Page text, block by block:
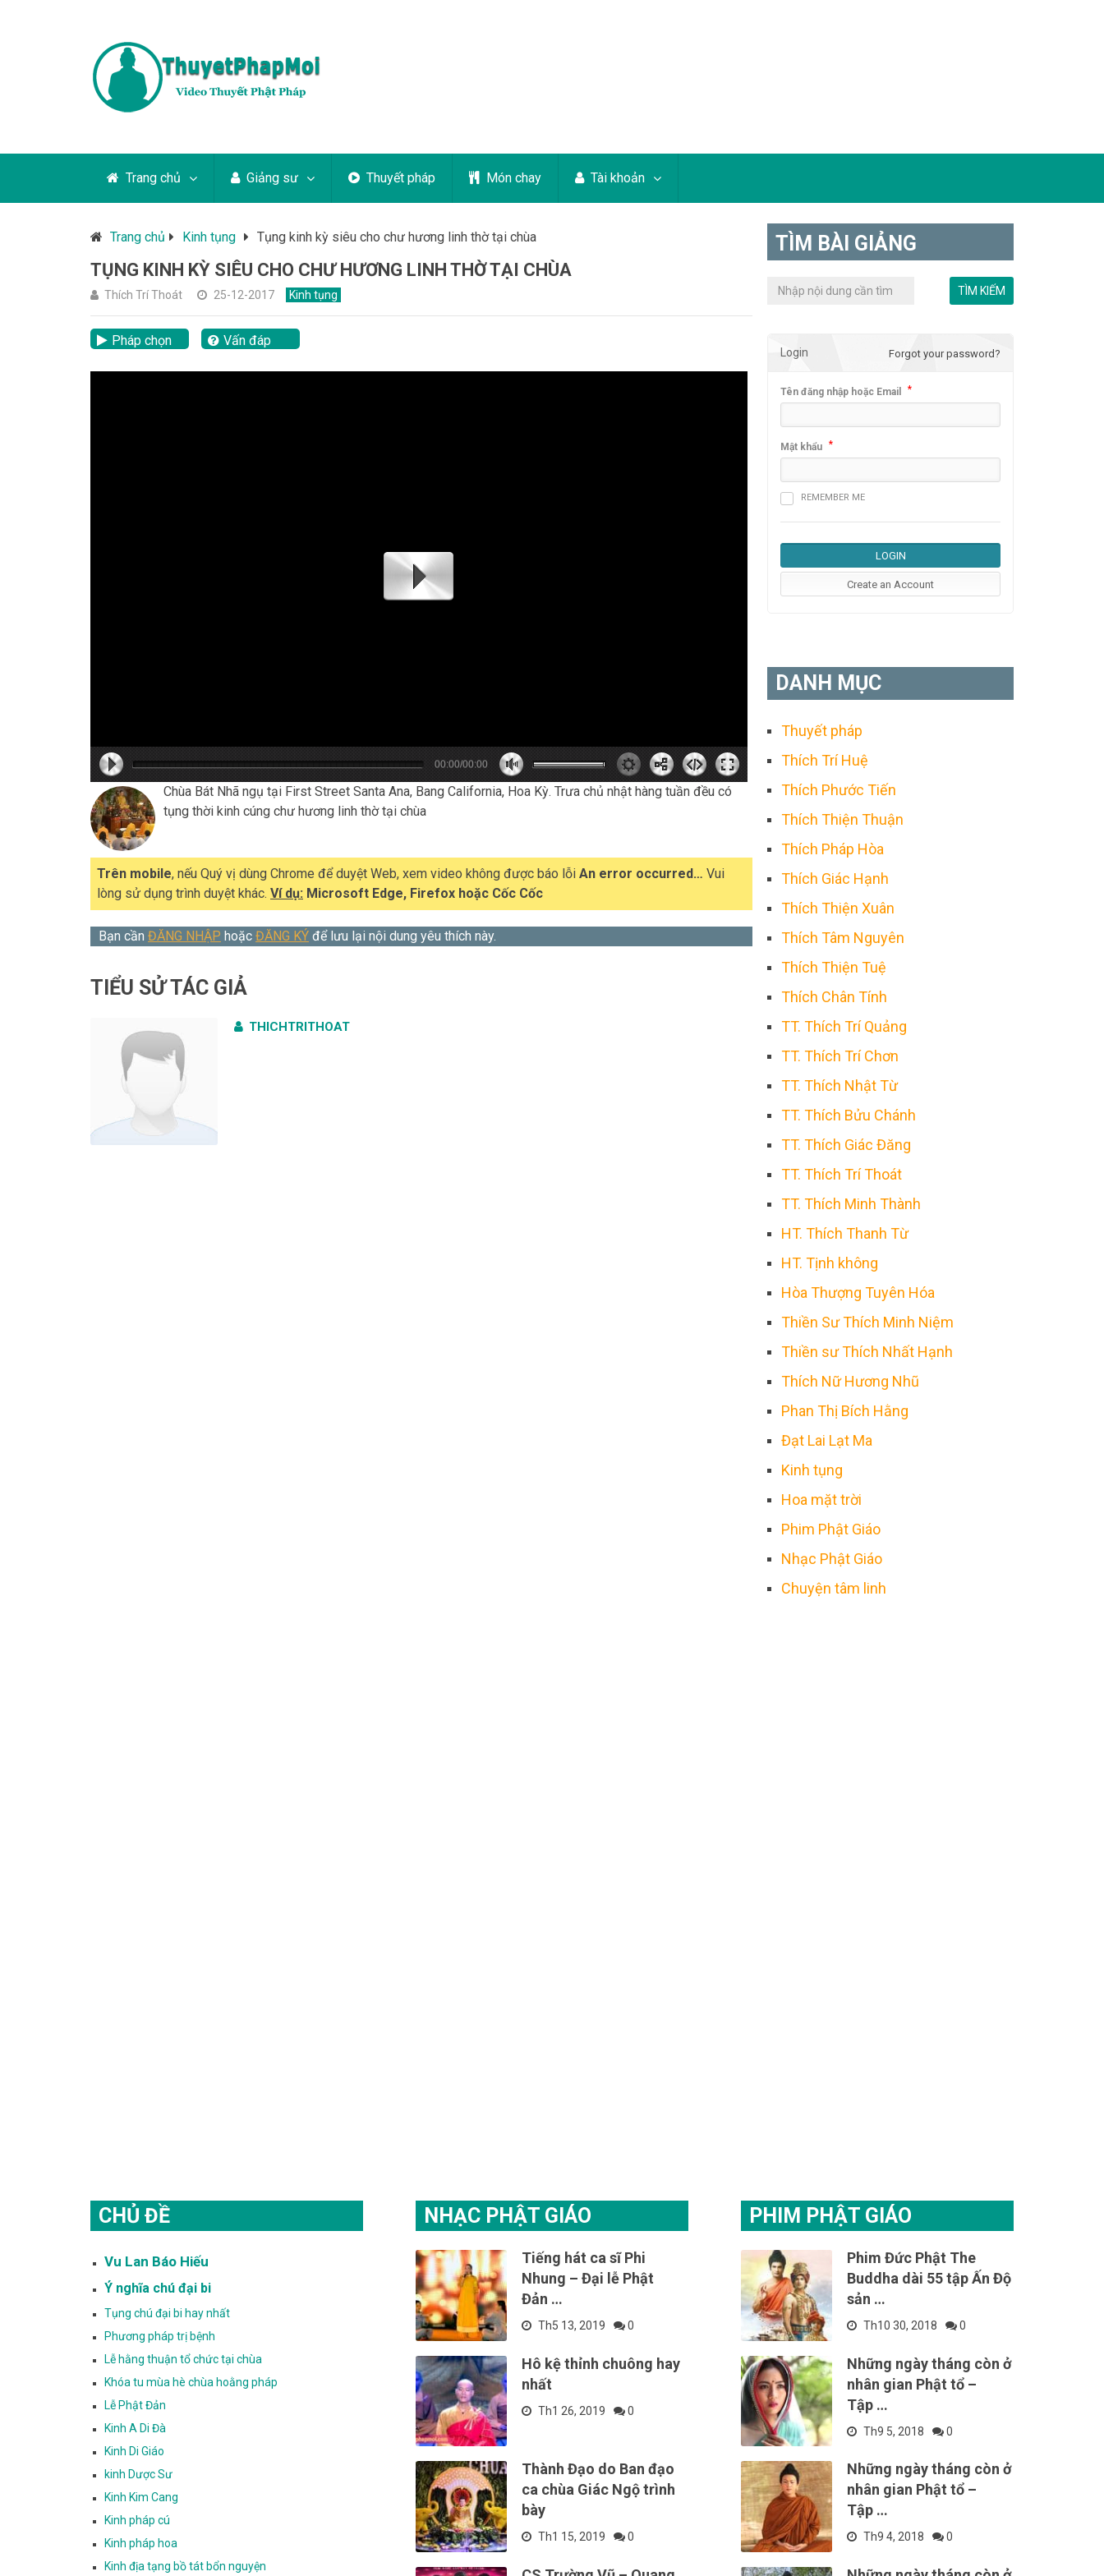
Trang chủ Giảng sư Thuyết pháp Món chay Tài khoản
Trang chủ Kinh tụng Tụng kinh kỳ siêu cho chư hương linh thờ tại chùa
TỤNG KINH KỲ SIÊU CHO CHƯ HƯƠNG LINH THỜ TẠI CHÙA
Thích Trí Thoát 25-12-2017 Kinh tụng
Pháp chọn
Vấn đáp
hd2160
hd2160
hd1440
highres
hd1080
hd720
large
medium
small
tiny
00:00/00:00
Chùa Bát Nhã ngụ tại First Street Santa Ana, Bang California, Hoa Kỳ. Trưa chủ nhật hàng tuần đều có
tụng thời kinh cúng chư hương linh thờ tại chùa
Trên mobile, nếu Quý vị dùng Chrome để duyệt Web, xem video không được báo lỗi An error occurred… Vui
lòng sử dụng trình duyệt khác. Ví dụ: Microsoft Edge, Firefox hoặc Cốc Cốc
Bạn cần ĐĂNG NHẬP hoặc ĐĂNG KÝ để lưu lại nội dung yêu thích này.
TIỂU SỬ TÁC GIẢ
THICHTRITHOAT
TÌM BÀI GIẢNG
Login Forgot your password?
Tên đăng nhập hoặc Email *
Mật khẩu *
REMEMBER ME
DANH MỤC
Thuyết pháp
Thích Trí Huệ
Thích Phước Tiến
Thích Thiện Thuận
Thích Pháp Hòa
Thích Giác Hạnh
Thích Thiện Xuân
Thích Tâm Nguyên
Thích Thiện Tuệ
Thích Chân Tính
TT. Thích Trí Quảng
TT. Thích Trí Chơn
TT. Thích Nhật Từ
TT. Thích Bửu Chánh
TT. Thích Giác Đăng
TT. Thích Trí Thoát
TT. Thích Minh Thành
HT. Thích Thanh Từ
HT. Tịnh không
Hòa Thượng Tuyên Hóa
Thiền Sư Thích Minh Niệm
Thiền sư Thích Nhất Hạnh
Thích Nữ Hương Nhũ
Phan Thị Bích Hằng
Đạt Lai Lạt Ma
Kinh tụng
Hoa mặt trời
Phim Phật Giáo
Nhạc Phật Giáo
Chuyện tâm linh
CHỦ ĐỀ
Vu Lan Báo Hiếu
Ý nghĩa chú đại bi
Tụng chú đại bi hay nhất
Phương pháp trị bệnh
Lễ hằng thuận tổ chức tại chùa
Khóa tu mùa hè chùa hoằng pháp
Lễ Phật Đản
Kinh A Di Đà
Kinh Di Giáo
kinh Dược Sư
Kinh Kim Cang
Kinh pháp cú
Kinh pháp hoa
Kinh địa tạng bồ tát bổn nguyện
NHẠC PHẬT GIÁO
Tiếng hát ca sĩ Phi
Nhung – Đại lễ Phật
Đản …
Th5 13, 2019 0
Hô kệ thỉnh chuông hay
nhất
Th1 26, 2019 0
Thành Đạo do Ban đạo
ca chùa Giác Ngộ trình
bày
Th1 15, 2019 0
PHIM PHẬT GIÁO
Phim Đức Phật The
Buddha dài 55 tập Ấn Độ
sản …
Th10 30, 2018 0
Những ngày tháng còn ở
nhân gian Phật tổ –
Tập …
Th9 5, 2018 0
Những ngày tháng còn ở
nhân gian Phật tổ –
Tập …
Th9 4, 2018 0